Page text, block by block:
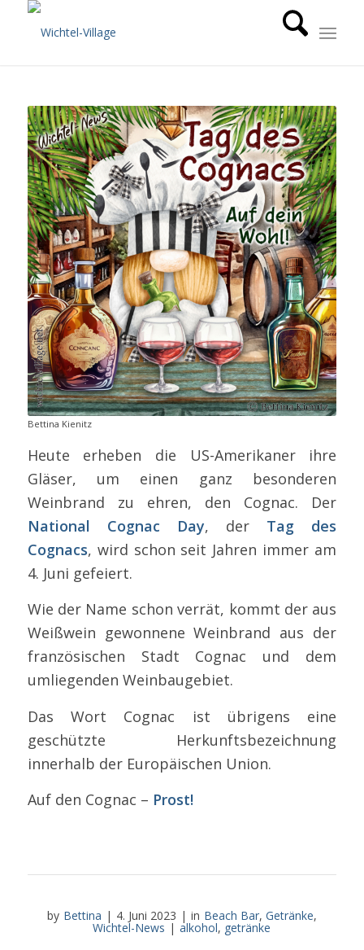
Bettina Kienitz
Heute erheben die US-Amerikaner ihre
Gläser, um einen ganz besonderen
Weinbrand zu ehren, den Cognac. Der
National Cognac Day, der Tag des
Cognacs, wird schon seit Jahren immer am
4. Juni gefeiert.
Wie der Name schon verrät, kommt der aus
Weißwein gewonnene Weinbrand aus der
französischen Stadt Cognac und dem
umliegenden Weinbaugebiet.
Das Wort Cognac ist übrigens eine
geschützte Herkunftsbezeichnung
innerhalb der Europäischen Union.
Auf den Cognac – Prost!
by Bettina | 4. Juni 2023 | in Beach Bar, Getränke,
Wichtel-News | alkohol, getränke